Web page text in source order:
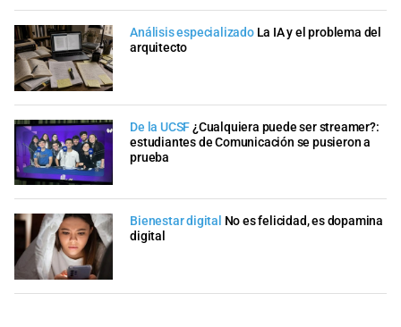
Análisis especializado La IA y el problema del
arquitecto
De la UCSF¿Cualquiera puede ser streamer?:
estudiantes de Comunicación se pusieron a
prueba
Bienestar digital No es felicidad, es dopamina
digital